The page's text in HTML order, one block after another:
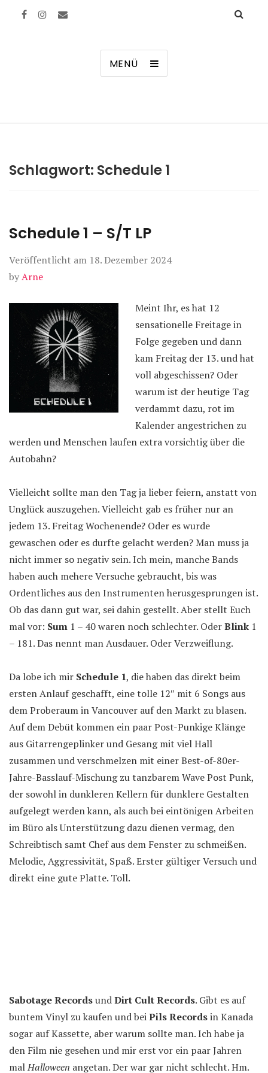
MENÜ
Schlagwort: Schedule 1
Schedule 1 – S/T LP
Veröffentlicht am 18. Dezember 2024
byArne
Meint Ihr, es hat 12
sensationelle Freitage in
Folge gegeben und dann
kam Freitag der 13. und hat
voll abgeschissen? Oder
warum ist der heutige Tag
verdammt dazu, rot im
Kalender angestrichen zu
werden und Menschen laufen extra vorsichtig über die
Autobahn?
Vielleicht sollte man den Tag ja lieber feiern, anstatt von
Unglück auszugehen. Vielleicht gab es früher nur an
jedem 13. Freitag Wochenende? Oder es wurde
gewaschen oder es durfte gelacht werden? Man muss ja
nicht immer so negativ sein. Ich mein, manche Bands
haben auch mehere Versuche gebraucht, bis was
Ordentliches aus den Instrumenten herusgesprungen ist.
Ob das dann gut war, sei dahin gestellt. Aber stellt Euch
mal vor: Sum 1 – 40 waren noch schlechter. OderBlink 1
– 181. Das nennt man Ausdauer. Oder Verzweiflung.
Da lobe ich mir Schedule 1, die haben das direkt beim
ersten Anlauf geschafft, eine tolle 12″ mit 6 Songs aus
dem Proberaum in Vancouver auf den Markt zu blasen.
Auf dem Debüt kommen ein paar Post-Punkige Klänge
aus Gitarrengeplinker und Gesang mit viel Hall
zusammen und verschmelzen mit einer Best-of-80er-
Jahre-Basslauf-Mischung zu tanzbarem Wave Post Punk,
der sowohl in dunkleren Kellern für dunklere Gestalten
aufgelegt werden kann, als auch bei eintönigen Arbeiten
im Büro als Unterstützung dazu dienen vermag, den
Schreibtisch samt Chef aus dem Fenster zu schmeißen.
Melodie, Aggressivität, Spaß. Erster gültiger Versuch und
direkt eine gute Platte. Toll.
Sabotage RecordsundDirt Cult Records. Gibt es auf
buntem Vinyl zu kaufen und beiPils Recordsin Kanada
sogar auf Kassette, aber warum sollte man. Ich habe ja
den Film nie gesehen und mir erst vor ein paar Jahren
malHalloween angetan. Der war gar nicht schlecht. Hm.